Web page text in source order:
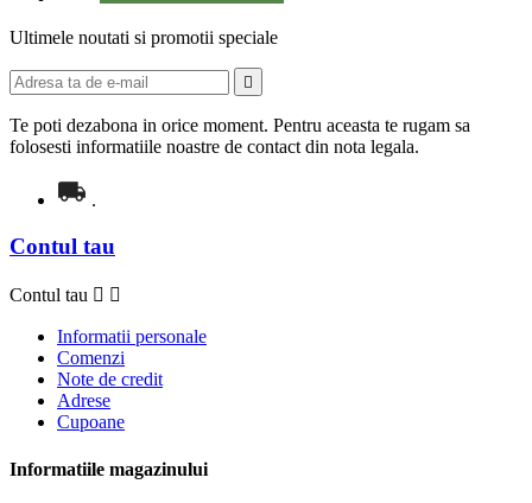
Ultimele noutati si promotii speciale

Te poti dezabona in orice moment. Pentru aceasta te rugam sa
folosesti informatiile noastre de contact din nota legala.
.
Contul tau
Contul tau  
Informatii personale
Comenzi
Note de credit
Adrese
Cupoane
Informatiile magazinului